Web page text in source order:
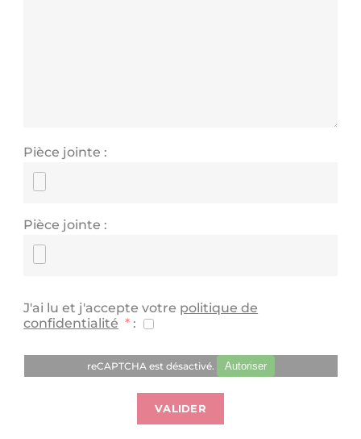
Pièce jointe :
Pièce jointe :
J'ai lu et j'accepte votre politique de
confidentialité * :
reCAPTCHA est désactivé. Autoriser